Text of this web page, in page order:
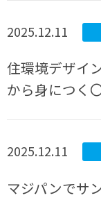
2025.12.11
住環境デザイ
から身につく
2025.12.11
マジパンで